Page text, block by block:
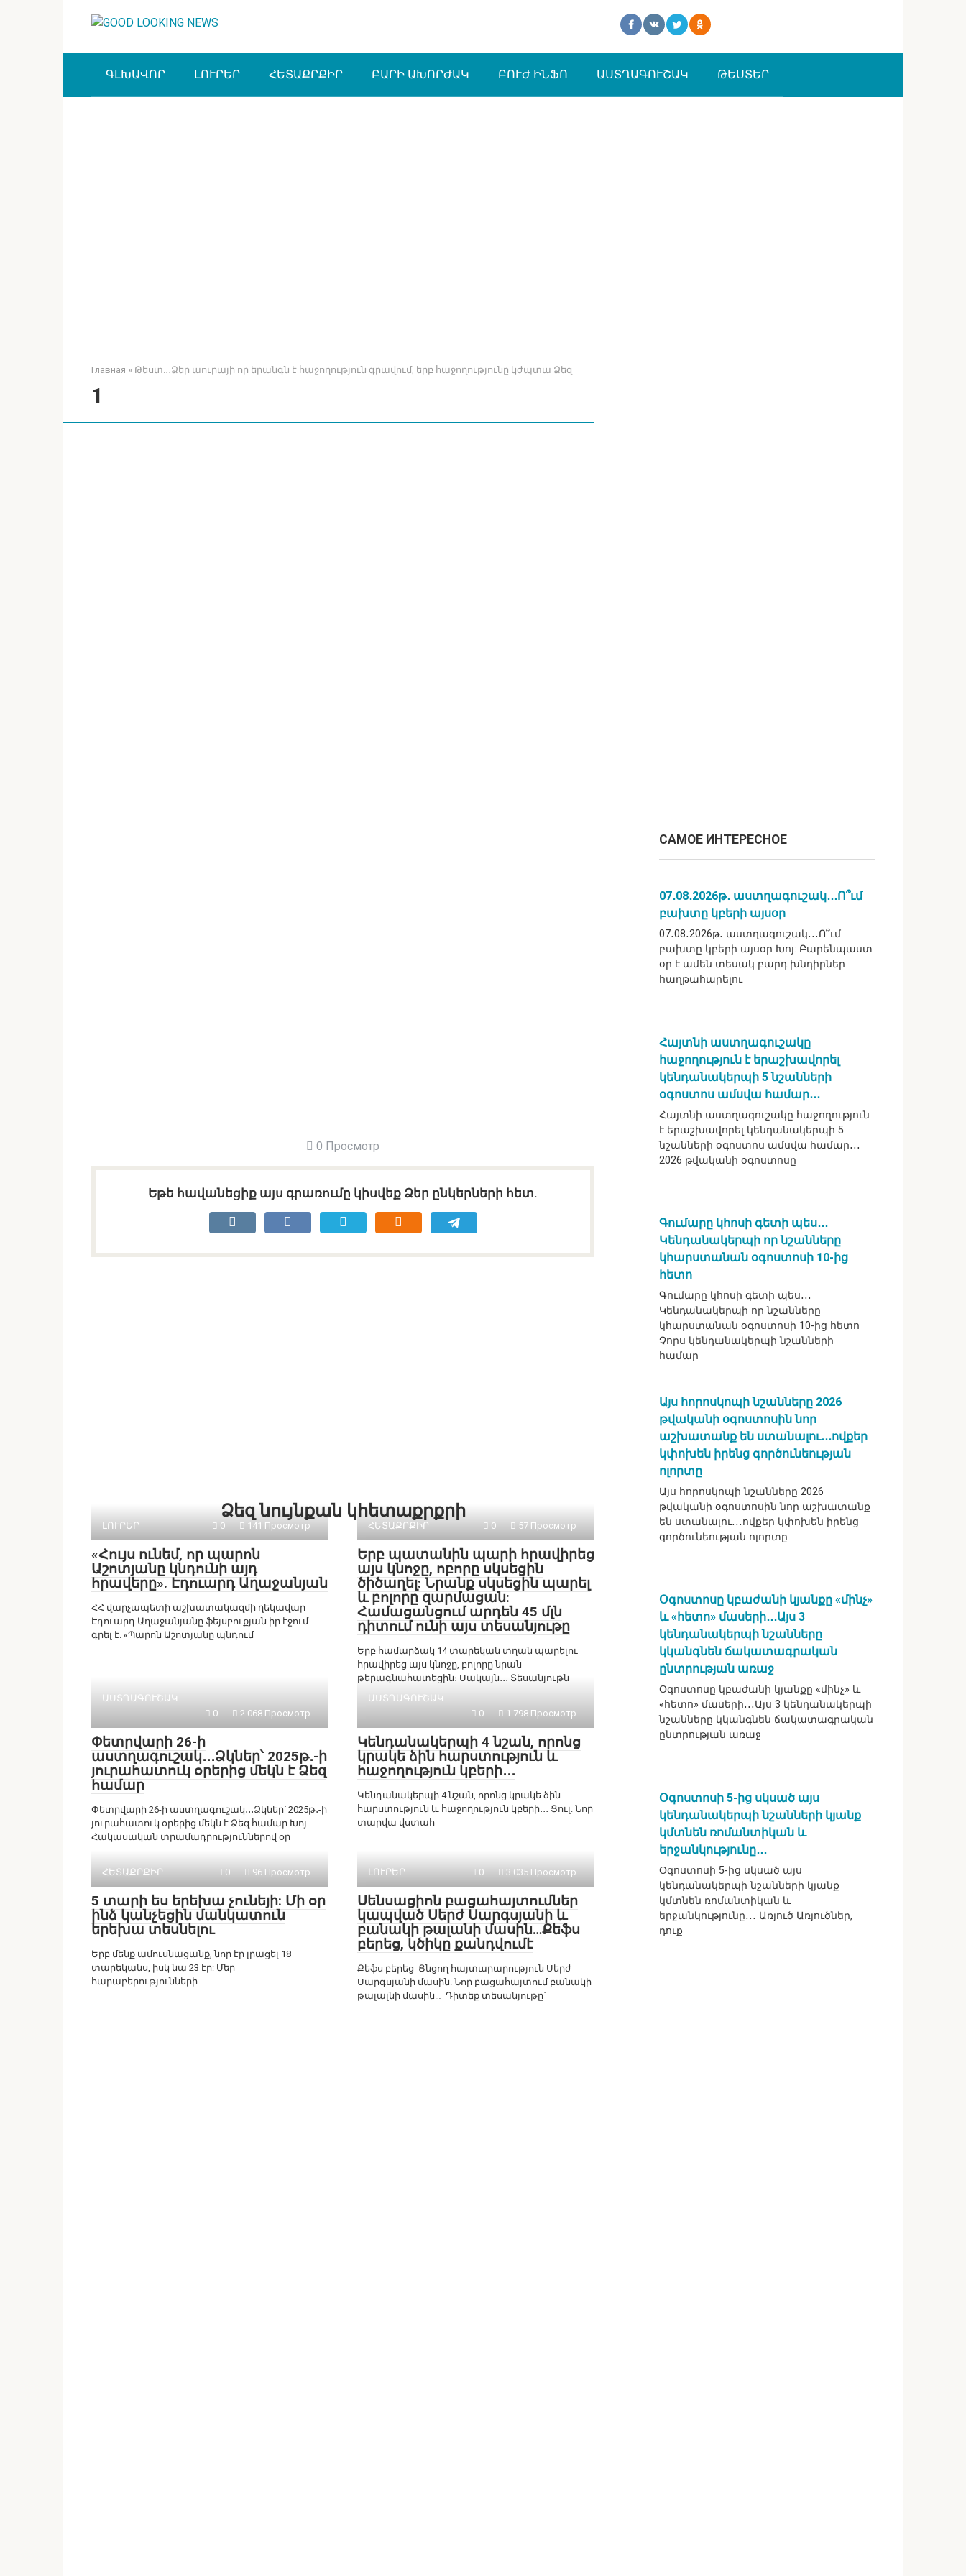
ԳԼԽԱՎՈՐ ԼՈՒՐԵՐ ՀԵՏԱՔՐՔԻՐ ԲԱՐԻ ԱԽՈՐԺԱԿ ԲՈՒԺ ԻՆՖՈ ԱՍՏՂԱԳՈՒՇԱԿ ԹԵՍՏԵՐ
Главная » Թեստ.․․Ձեր աուրայի որ երանգն է հաջողություն գրավում, երբ հաջողությունը կժպտա Ձեզ
1
0 Просмотр
Եթե հավանեցիք այս գրառումը կիսվեք Ձեր ընկերների հետ.
Ձեզ նույնքան կհետաքրքրի
ԼՈՒՐԵՐ 0 141 Просмотр
«Հույս ունեմ, որ պարոն
Աշոտյանը կնդունի այդ
հրավերը». Էդուարդ Աղաջանյան
ՀՀ վարչապետի աշխատակազմի ղեկավար
Էդուարդ Աղաջանյանը ֆեյսբուքյան իր էջում
գրել է. «Պարոն Աշոտյանը պնդում
ՀԵՏԱՔՐՔԻՐ 0 57 Просмотр
Երբ պատանին պարի հրավիրեց
այս կնոջը, ոբորը սկսեցին
ծիծաղել: Նրանք սկսեցին պարել
և բոլորը զարմացան:
Համացանցում արդեն 45 մլն
դիտում ունի այս տեսանյութը
Երբ համարձակ 14 տարեկան տղան պարելու
հրավիրեց այս կնոջը, բոլորը նրան
թերագնահատեցին։ Սակայն․․․ Տեսանյութն
ԱՍՏՂԱԳՈՒՇԱԿ
0
2 068 Просмотр
Փետրվարի 26-ի
աստղագուշակ․․․Ձկներ՝ 2025թ․-ի
յուրահատուկ օրերից մեկն է Ձեզ
համար
Փետրվարի 26-ի աստղագուշակ․․․Ձկներ՝ 2025թ․-ի
յուրահատուկ օրերից մեկն է Ձեզ համար Խոյ.
Հակասական տրամադրություններով օր
ԱՍՏՂԱԳՈՒՇԱԿ
0
1 798 Просмотр
Կենդանակերպի 4 նշան, որոնց
կրակե ձին հարստություն և
հաջողություն կբերի․․․
Կենդանակերպի 4 նշան, որոնց կրակե ձին
հարստություն և հաջողություն կբերի․․․ Ցուլ. Նոր
տարվա վստահ
ՀԵՏԱՔՐՔԻՐ 0 96 Просмотр
5 տարի ես երեխա չունեյի: Մի օր
ինձ կանչեցին մանկատուն
երեխա տեսնելու
Երբ մենք ամուսնացանք, նոր էր լրացել 18
տարեկանս, իսկ նա 23 էր: Մեր
հարաբերությունների
ԼՈՒՐԵՐ 0 3 035 Просмотр
Սենսացիոն բացահայտումներ
կապված Սերժ Սարգսյանի և
բանակի թալանի մասին…Քեֆս
բերեց, կծիկը քանդվումէ
Քեֆս բերեց Ցնցող հայտարարություն Սերժ
Սարգսյանի մասին. Նոր բացահայտում բանակի
թալալնի մասին… Դիտեք տեսանյութը՝
САМОЕ ИНТЕРЕСНОЕ
07․08․2026թ․ աստղագուշակ․․․Ո՞ւմ
բախտը կբերի այսօր
07․08․2026թ․ աստղագուշակ․․․Ո՞ւմ
բախտը կբերի այսօր Խոյ: Բարենպաստ
օր է ամեն տեսակ բարդ խնդիրներ
հաղթահարելու
Հայտնի աստղագուշակը
հաջողություն է երաշխավորել
կենդանակերպի 5 նշանների
օգոստոս ամսվա համար․․․
Հայտնի աստղագուշակը հաջողություն
է երաշխավորել կենդանակերպի 5
նշանների օգոստոս ամսվա համար․․․
2026 թվականի օգոստոսը
Գումարը կհոսի գետի պես․․․
Կենդանակերպի որ նշանները
կհարստանան օգոստոսի 10-ից
հետո
Գումարը կհոսի գետի պես․․․
Կենդանակերպի որ նշանները
կհարստանան օգոստոսի 10-ից հետո
Չորս կենդանակերպի նշանների
համար
Այս հորոսկոպի նշանները 2026
թվականի օգոստոսին նոր
աշխատանք են ստանալու․․․ովքեր
կփոխեն իրենց գործունեության
ոլորտը
Այս հորոսկոպի նշանները 2026
թվականի օգոստոսին նոր աշխատանք
են ստանալու․․․ովքեր կփոխեն իրենց
գործունեության ոլորտը
Օգոստոսը կբաժանի կյանքը «մինչ»
և «հետո» մասերի․․․Այս 3
կենդանակերպի նշանները
կկանգնեն ճակատագրական
ընտրության առաջ
Օգոստոսը կբաժանի կյանքը «մինչ» և
«հետո» մասերի․․․Այս 3 կենդանակերպի
նշանները կկանգնեն ճակատագրական
ընտրության առաջ
Օգոստոսի 5-ից սկսած այս
կենդանակերպի նշանների կյանք
կմտնեն ռոմանտիկան և
երջանկությունը․․․
Օգոստոսի 5-ից սկսած այս
կենդանակերպի նշանների կյանք
կմտնեն ռոմանտիկան և
երջանկությունը․․․ Առյուծ Առյուծներ,
դուք